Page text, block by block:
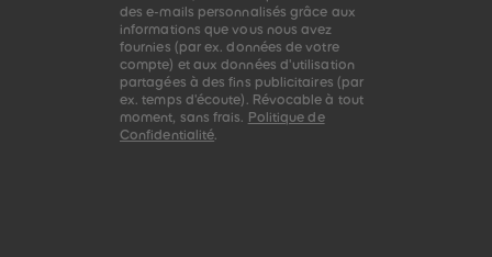
des e-mails personnalisés grâce aux
informations que vous nous avez
fournies (par ex. données de votre
compte) et aux données d'utilisation
partagées à des fins publicitaires (par
ex. temps d'écoute). Révocable à tout
moment, sans frais. Politique de
Confidentialité.